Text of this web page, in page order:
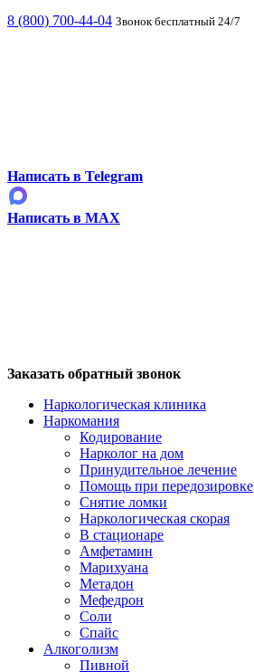
8 (800) 700-44-04 Звонок бесплатный 24/7
Написать в Telegram
Написать в MAX
Заказать обратный звонок
Наркологическая клиника
Наркомания
Кодирование
Нарколог на дом
Принудительное лечение
Помощь при передозировке
Снятие ломки
Наркологическая скорая
В стационаре
Амфетамин
Марихуана
Метадон
Мефедрон
Соли
Спайс
Алкоголизм
Пивной